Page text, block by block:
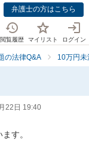
弁護士の方はこちら
閲覧履歴 マイリスト ログイン
の法律Q&A 10万円
22日 19:40
す。